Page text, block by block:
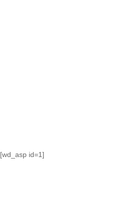
[wd_asp id=1]